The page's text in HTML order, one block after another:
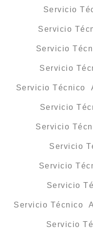
Servicio
Servicio
Servicio
Servicio
Servicio Técnico
Servicio
Servicio
Servicio
Servicio
Servicio
Servicio Técnico
Servicio